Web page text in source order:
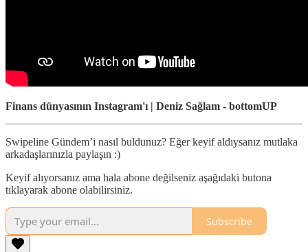
Finans dünyasının Instagram'ı | Deniz Sağlam - bottomUP
Swipeline Gündem’i nasıl buldunuz? Eğer keyif aldıysanız mutlaka
arkadaşlarınızla paylaşın :)
Keyif alıyorsanız ama hala abone değilseniz aşağıdaki butona
tıklayarak abone olabilirsiniz.
Subscribe